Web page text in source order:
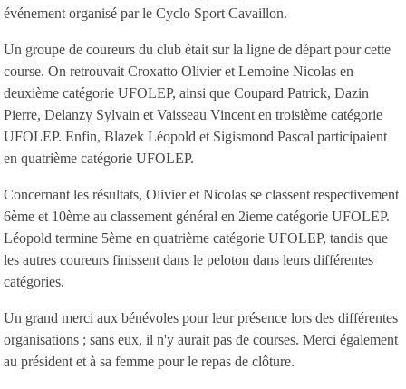
événement organisé par le Cyclo Sport Cavaillon.
Un groupe de coureurs du club était sur la ligne de départ pour cette
course. On retrouvait Croxatto Olivier et Lemoine Nicolas en
deuxième catégorie UFOLEP, ainsi que Coupard Patrick, Dazin
Pierre, Delanzy Sylvain et Vaisseau Vincent en troisième catégorie
UFOLEP. Enfin, Blazek Léopold et Sigismond Pascal participaient
en quatrième catégorie UFOLEP.
Concernant les résultats, Olivier et Nicolas se classent respectivement
6ème et 10ème au classement général en 2ieme catégorie UFOLEP.
Léopold termine 5ème en quatrième catégorie UFOLEP, tandis que
les autres coureurs finissent dans le peloton dans leurs différentes
catégories.
Un grand merci aux bénévoles pour leur présence lors des différentes
organisations ; sans eux, il n'y aurait pas de courses. Merci également
au président et à sa femme pour le repas de clôture.